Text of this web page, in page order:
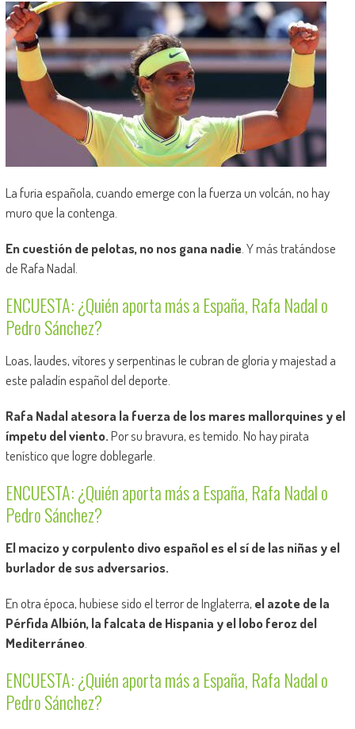
La furia española, cuando emerge con la fuerza un volcán, no hay
muro que la contenga.
En cuestión de pelotas, no nos gana nadie. Y más tratándose
de Rafa Nadal.
ENCUESTA: ¿Quién aporta más a España, Rafa Nadal o
Pedro Sánchez?
Loas, laudes, vítores y serpentinas le cubran de gloria y majestad a
este paladín español del deporte.
Rafa Nadal atesora la fuerza de los mares mallorquines y el
ímpetu del viento.Por su bravura, es temido. No hay pirata
tenístico que logre doblegarle.
ENCUESTA: ¿Quién aporta más a España, Rafa Nadal o
Pedro Sánchez?
El macizo y corpulento divo español es el sí de las niñas y el
burlador de sus adversarios.
En otra época, hubiese sido el terror de Inglaterra, el azote de la
Pérfida Albión, la falcata de Hispania y el lobo feroz del
Mediterráneo.
ENCUESTA: ¿Quién aporta más a España, Rafa Nadal o
Pedro Sánchez?